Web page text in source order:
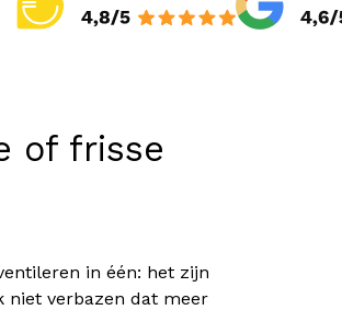
of frisse
in één: het zijn
niet verbazen dat meer